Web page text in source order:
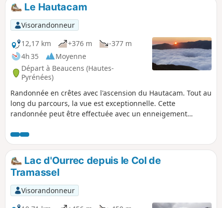
Le Hautacam
Visorandonneur
12,17 km
+376 m
-377 m
4h 35
Moyenne
Départ à Beaucens (Hautes-
Pyrénées)
Randonnée en crêtes avec l'ascension du Hautacam. Tout au
long du parcours, la vue est exceptionnelle. Cette
randonnée peut être effectuée avec un enneigement
sens de l’orientation et de la trace gpx.
Lac d'Ourrec depuis le Col de
Tramassel
Visorandonneur